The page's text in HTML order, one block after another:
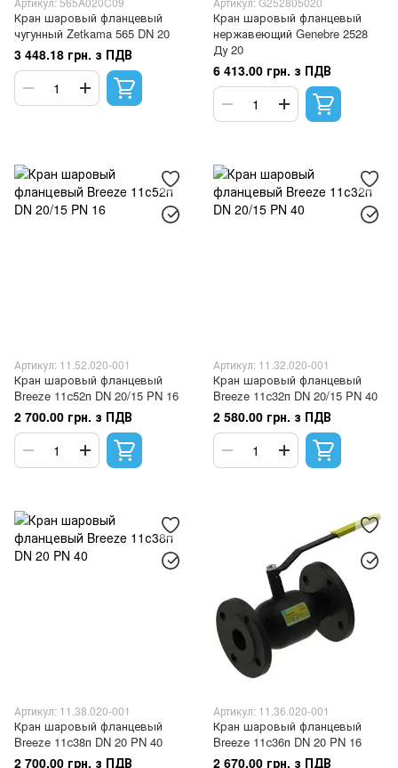
Кран шаровый фланцевый
чугунный Zetkama 565 DN 20
3 448.18 грн. з ПДВ
Кран шаровый фланцевый
нержавеющий Genebre 2528
Ду 20
6 413.00 грн. з ПДВ
Артикул: 11.52.020-001
Кран шаровый фланцевый
Breeze 11с52п DN 20/15 PN 16
2 700.00 грн. з ПДВ
Артикул: 11.32.020-001
Кран шаровый фланцевый
Breeze 11с32п DN 20/15 PN 40
2 580.00 грн. з ПДВ
Артикул: 11.38.020-001
Кран шаровый фланцевый
Breeze 11с38п DN 20 PN 40
2 700.00 грн. з ПДВ
Артикул: 11.36.020-001
Кран шаровый фланцевый
Breeze 11с36п DN 20 PN 16
2 670.00 грн. з ПДВ